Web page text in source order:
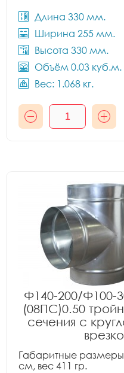
Длина 330 мм.
Ширина 255 мм.
Высота 330 мм.
Объём 0.03 куб.м.
Вес: 1.068 кг.
Ф140-200/Ф100-
(08ПС)0.50
сечения с
Габаритные размеры:
см, вес 411 гр.